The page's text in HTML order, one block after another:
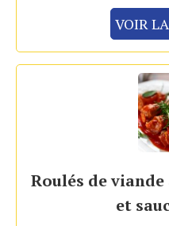
VOIR
Roulés de
et